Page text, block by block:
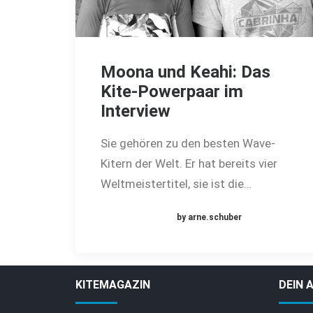
Moona und Keahi: Das
Kite-Powerpaar im
Interview
Sie gehören zu den besten Wave-
Kitern der Welt. Er hat bereits vier
Weltmeistertitel, sie ist die…
by arne.schuber
KITEMAGAZIN DEIN